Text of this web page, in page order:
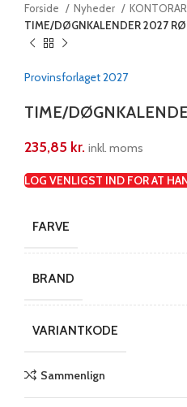
Forside Nyheder
TIME/DØGNKALENDER 2027
Provinsforlaget 2027
TIME/
235,85 kr. inkl. moms
LOG VENLIGST IND FOR AT
FARVE
BRAND
VARIANTKODE
Sammenlign